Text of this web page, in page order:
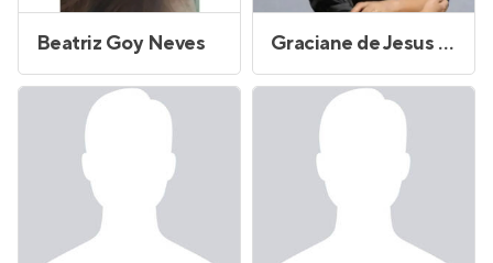
Beatriz Goy Neves Graciane de Jesus Silva